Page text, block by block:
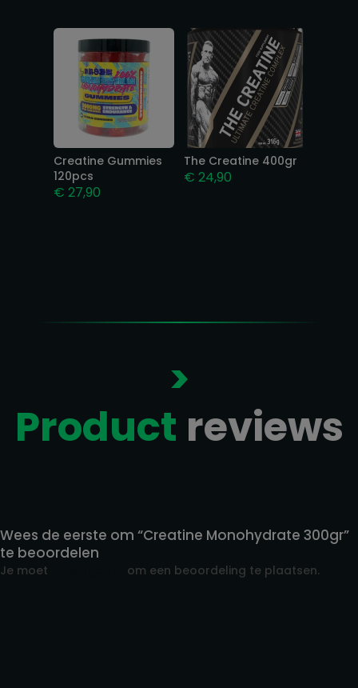
tot
€ 34,90
Creatine Gummies
120pcs
€ 27,90
The Creatine 400gr
€ 24,90
>
Product reviews
Wees de eerste om “Creatine Monohydrate 300gr”
te beoordelen
Je moet om een beoordeling te plaatsen.